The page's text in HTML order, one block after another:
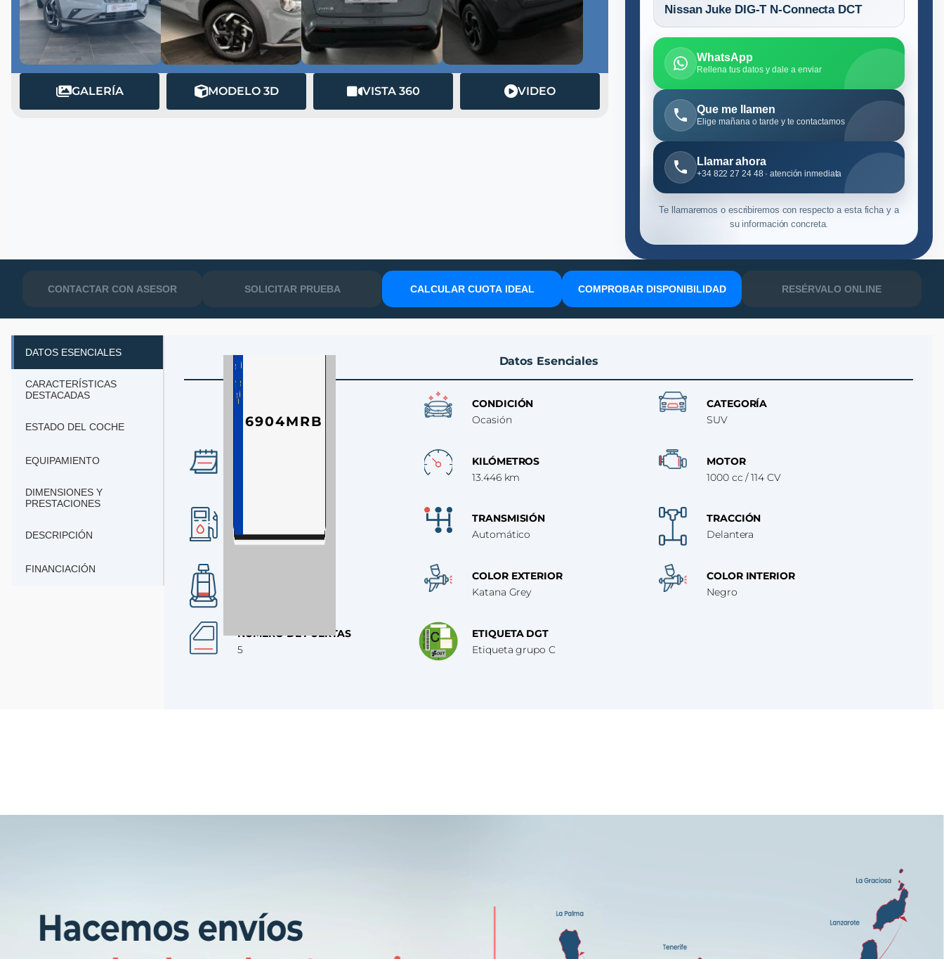
GALERÍA MODELO 3D VISTA 360 VIDEO
Nissan Juke DIG-T N-Connecta DCT
WhatsApp
Rellena tus datos y dale a enviar
Que me llamen
Elige mañana o tarde y te contactamos
Llamar ahora
+34 822 27 24 48 · atención inmediata
Te llamaremos o escribiremos con respecto a esta ficha y a
su información concreta.
CONTACTAR CON ASESOR SOLICITAR PRUEBA CALCULAR CUOTA IDEAL COMPROBAR DISPONIBILIDAD RESÉRVALO ONLINE
DATOS ESENCIALES
CARACTERÍSTICAS
DESTACADAS
ESTADO DEL COCHE
EQUIPAMIENTO
DIMENSIONES Y
PRESTACIONES
DESCRIPCIÓN
FINANCIACIÓN
Datos Esenciales
6904MRB
CONDICIÓN
Ocasión
CATEGORÍA
SUV
KILÓMETROS
13.446 km
MOTOR
1000 cc / 114 CV
gasolina
TRANSMISIÓN
Automático
TRACCIÓN
Delantera
COLOR EXTERIOR
Katana Grey
COLOR INTERIOR
Negro
NÚMERO DE PUERTAS
5
ETIQUETA DGT
Etiqueta grupo C